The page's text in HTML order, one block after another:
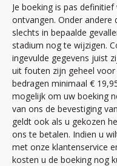
Je boeking is pas
ontvangen. Onder
slechts in bepaalde
stadium nog te wijzigen.
ingevulde gegevens juist
uit fouten zijn geheel
bedragen minimaal €
mogelijk om uw boeking
van ons de bevestiging
geldt ook als u gekozen
ons te betalen. Indien u
met onze klantenservice
kosten u de boeking nog